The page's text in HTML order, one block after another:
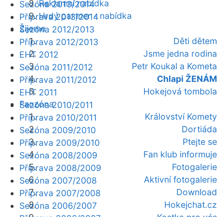
Reklamní nabídka
Hrdý partner - nabídka
Žijeme
Děti dětem
Jsme jedna rodina
Petr Koukal a Kometa
Chlapi ŽENÁM
Hokejová tombola
Fanzóna
Království Komety
Dortiáda
Ptejte se
Fan klub informuje
Fotogalerie
Aktivní fotogalerie
Download
Hokejchat.cz
Sezóna 2013/2014
Příprava 2013/2014
Sezóna 2012/2013
Příprava 2012/2013
EHT 2012
Sezóna 2011/2012
Příprava 2011/2012
EHT 2011
Sezóna 2010/2011
Příprava 2010/2011
Sezóna 2009/2010
Příprava 2009/2010
Sezóna 2008/2009
Příprava 2008/2009
Sezóna 2007/2008
Příprava 2007/2008
Sezóna 2006/2007